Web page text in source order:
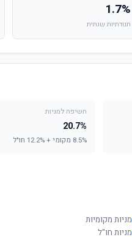
1.7%
תנודתיות שנתית
חשיפה למניות
20.7%
8.5% מקומי + 12.2% חו"ל
מניות מקומיות
מניות חו"ל